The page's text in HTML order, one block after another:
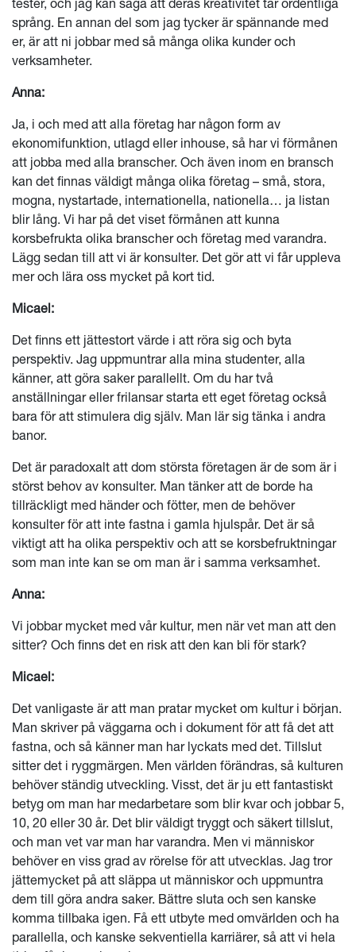
språng. En annan del som jag tycker är spännande med
er, är att ni jobbar med så många olika kunder och
verksamheter.
Anna:
Ja, i och med att alla företag har någon form av
ekonomifunktion, utlagd eller inhouse, så har vi förmånen
att jobba med alla branscher. Och även inom en bransch
kan det finnas väldigt många olika företag – små, stora,
mogna, nystartade, internationella, nationella… ja listan
blir lång. Vi har på det viset förmånen att kunna
korsbefrukta olika branscher och företag med varandra.
Lägg sedan till att vi är konsulter. Det gör att vi får uppleva
mer och lära oss mycket på kort tid.
Micael:
Det finns ett jättestort värde i att röra sig och byta
perspektiv. Jag uppmuntrar alla mina studenter, alla
känner, att göra saker parallellt. Om du har två
anställningar eller frilansar starta ett eget företag också
bara för att stimulera dig själv. Man lär sig tänka i andra
banor.
Det är paradoxalt att dom största företagen är de som är i
störst behov av konsulter. Man tänker att de borde ha
tillräckligt med händer och fötter, men de behöver
konsulter för att inte fastna i gamla hjulspår. Det är så
viktigt att ha olika perspektiv och att se korsbefruktningar
som man inte kan se om man är i samma verksamhet.
Anna:
Vi jobbar mycket med vår kultur, men när vet man att den
sitter? Och finns det en risk att den kan bli för stark?
Micael:
Det vanligaste är att man pratar mycket om kultur i början.
Man skriver på väggarna och i dokument för att få det att
fastna, och så känner man har lyckats med det. Tillslut
sitter det i ryggmärgen. Men världen förändras, så kulturen
behöver ständig utveckling. Visst, det är ju ett fantastiskt
betyg om man har medarbetare som blir kvar och jobbar 5,
10, 20 eller 30 år. Det blir väldigt tryggt och säkert tillslut,
och man vet var man har varandra. Men vi människor
behöver en viss grad av rörelse för att utvecklas. Jag tror
jättemycket på att släppa ut människor och uppmuntra
dem till göra andra saker. Bättre sluta och sen kanske
komma tillbaka igen. Få ett utbyte med omvärlden och ha
parallella, och kanske sekventiella karriärer, så att vi hela